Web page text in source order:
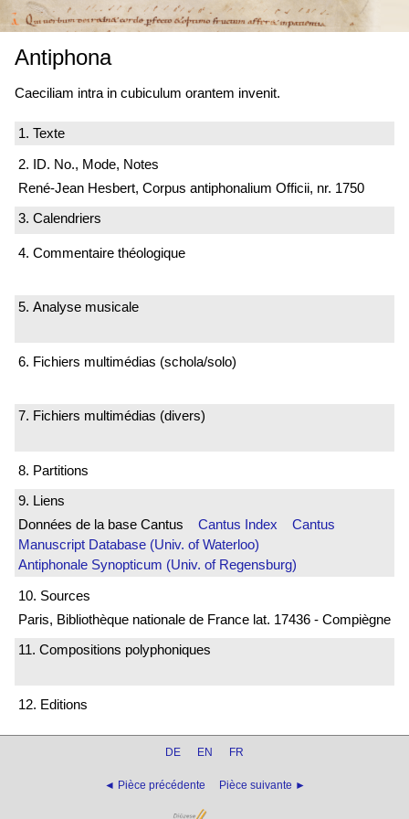
Antiphona
Caeciliam intra in cubiculum orantem invenit.
1. Texte
2. ID. No., Mode, Notes
René-Jean Hesbert, Corpus antiphonalium Officii, nr. 1750
3. Calendriers
4. Commentaire théologique
5. Analyse musicale
6. Fichiers multimédias (schola/solo)
7. Fichiers multimédias (divers)
8. Partitions
9. Liens
Données de la base Cantus Cantus Index
Cantus
Manuscript Database (Univ. of Waterloo)
Antiphonale Synopticum (Univ. of Regensburg)
10. Sources
Paris, Bibliothèque nationale de France lat. 17436 - Compiègne
11. Compositions polyphoniques
12. Editions
DE EN FR
◄ Pièce précédente Pièce suivante ►